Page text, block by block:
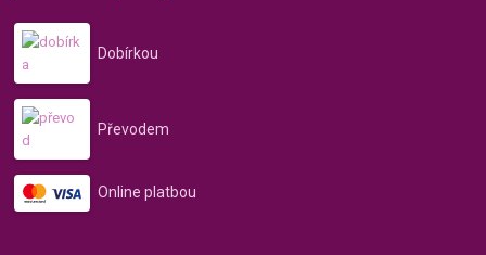
Dobírkou
Převodem
Online platbou